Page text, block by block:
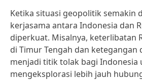
Ketika situasi geopolitik semakin
kerjasama antara Indonesia dan
diperkuat. Misalnya, keterlibatan
di Timur Tengah dan ketegangan
menjadi titik tolak bagi Indonesia
mengeksplorasi lebih jauh